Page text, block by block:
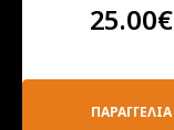
25.00€
ΠΑΡΑΓΓΕΛΙΑ